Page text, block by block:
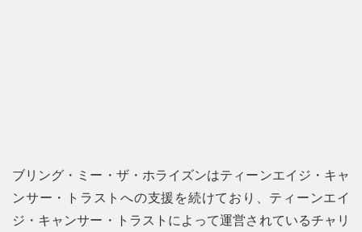
ブリング・ミー・ザ・ホライズンはティーンエイジ・キャ
ンサー・トラストへの支援を続けており、ティーンエイ
ジ・キャンサー・トラストによって運営されているチャリ